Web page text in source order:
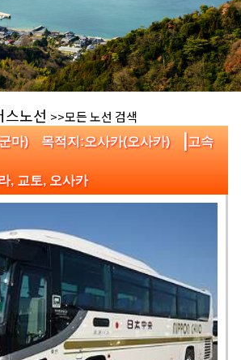
스노선 >>모든 노선 검색
마) 목적지:오사카(오사카) |고속
, 교토, 오사카